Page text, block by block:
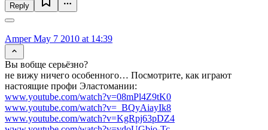
Reply
AmperMay 7 2010 at 14:39
Вы вобще серьёзно?
не вижу ничего особенного… Посмотрите, как играют
настоящие профи Эластомании:
www.youtube.com/watch?v=08mPl4Z9tK0
www.youtube.com/watch?v=_BQyAiayIk8
www.youtube.com/watch?v=KgRpj63pDZ4